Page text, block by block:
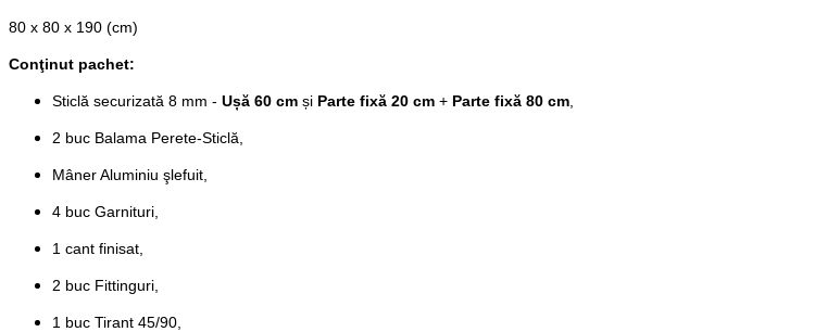
80 x 80 x 190 (cm)
Conţinut pachet:
Sticlă securizată 8 mm - Ușă 60 cm și Parte fixă 20 cm + Parte fixă 80 cm
2 buc Balama Perete-Sticlă,
Mâner Aluminiu şlefuit,
4 buc Garnituri,
1 cant finisat,
2 buc Fittinguri,
1 buc Tirant 45/90,